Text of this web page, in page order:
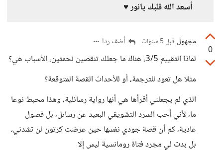
أسعد الله قلبك يانور ♥️
0
مجهول قبل 5 سنوات أضف ردا
لماذا التقييم 3/5، هناك ما جعلك تنقصين نحمتين، الأسباب هي؟
مثلا هل تعود للترجمة، أو للأحداث القصة المتوقعة؟
الذي لم يجعلني أقرأها هي أنها رواية رسائلية، وهذا محبط نوعا
ما، لأني أحب السرد التشويقي البعيد عن رسائل، بل فصول
عادية، كم أن قصة جودي نفسها حين عرضت كرتون لن تشدني،
بل بدت لي مجرد فتاة رومانسية ليس إلا